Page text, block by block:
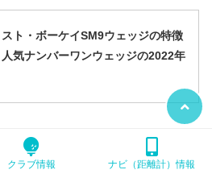
ト・ボーケイSM9ウェッジの特徴
気ナンバーワンウェッジの2022年
ェイ・ジョーズウェッジの特徴を紹
クラブ情報 ナビ（距離計）情報